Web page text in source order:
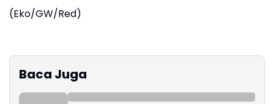
(Eko/GW/Red)
Baca Juga